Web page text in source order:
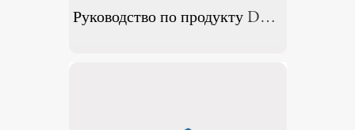
Руководство по продуктуDownload